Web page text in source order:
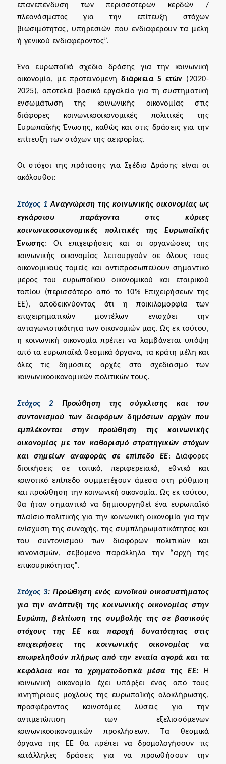
επανεπένδυση των περισσότερων κερδών /
πλεονάσματος για την επίτευξη στόχων
βιωσιμότητας, υπηρεσιών που ενδιαφέρουν τα μέλη
ή γενικού ενδιαφέροντος”.
Ένα ευρωπαϊκό σχέδιο δράσης για την κοινωνική
οικονομία, με προτεινόμενηδιάρκεια 5 ετών (2020-
2025), αποτελεί βασικό εργαλείο για τη συστηματική
ενσωμάτωση της κοινωνικής οικονομίας στις
διάφορες κοινωνικοοικονομικές πολιτικές της
Ευρωπαϊκής Ένωσης, καθώς και στις δράσεις για την
επίτευξη των στόχων της αειφορίας.
Οι στόχοι της πρότασης για Σχέδιο Δράσης είναι οι
ακόλουθοι:
Στόχος 1 Αναγνώριση της κοινωνικής οικονομίας ως
εγκάρσιου παράγοντα στις κύριες
κοινωνικοοικονομικές πολιτικές της Ευρωπαϊκής
Ένωσης: Οι επιχειρήσεις και οι οργανώσεις της
κοινωνικής οικονομίας λειτουργούν σε όλους τους
οικονομικούς τομείς και αντιπροσωπεύουν σημαντικό
μέρος του ευρωπαϊκού οικονομικού και εταιρικού
τοπίου (περισσότερο από το 10% Επιχειρήσεων της
ΕΕ), αποδεικνύοντας ότι η ποικιλομορφία των
επιχειρηματικών μοντέλων ενισχύει την
ανταγωνιστικότητα των οικονομιών μας. Ως εκ τούτου,
η κοινωνική οικονομία πρέπει να λαμβάνεται υπόψη
από τα ευρωπαϊκά θεσμικά όργανα, τα κράτη μέλη και
όλες τις δημόσιες αρχές στο σχεδιασμό των
κοινωνικοοικονομικών πολιτικών τους.
Στόχος 2
Προώθηση της σύγκλισης και του
συντονισμού των διαφόρων δημόσιων αρχών που
εμπλέκονται στην προώθηση της κοινωνικής
οικονομίας με τον καθορισμό στρατηγικών στόχων
και σημείων αναφοράς σε επίπεδο ΕΕ: Διάφορες
διοικήσεις σε τοπικό, περιφερειακό, εθνικό και
κοινοτικό επίπεδο συμμετέχουν άμεσα στη ρύθμιση
και προώθηση την κοινωνική οικονομία. Ως εκ τούτου,
θα ήταν σημαντικό να δημιουργηθεί ένα ευρωπαϊκό
πλαίσιο πολιτικής για την κοινωνική οικονομία για την
ενίσχυση της συνοχής, της συμπληρωματικότητας και
του συντονισμού των διαφόρων πολιτικών και
κανονισμών, σεβόμενο παράλληλα την “αρχή της
επικουρικότητας”.
Στόχος 3: Προώθηση ενός ευνοϊκού οικοσυστήματος
για την ανάπτυξη της κοινωνικής οικονομίας στην
Ευρώπη, βελτίωση της συμβολής της σε βασικούς
στόχους της ΕΕ και παροχή δυνατότητας στις
επιχειρήσεις της κοινωνικής οικονομίας να
επωφεληθούν πλήρως από την ενιαία αγορά και τα
κεφάλαια και τα χρηματοδοτικά μέσα της ΕΕ:
Η
κοινωνική οικονομία έχει υπάρξει ένας από τους
κινητήριους μοχλούς της ευρωπαϊκής ολοκλήρωσης,
προσφέροντας καινοτόμες λύσεις για την
αντιμετώπιση των εξελισσόμενων
κοινωνικοοικονομικών προκλήσεων. Τα θεσμικά
όργανα της ΕΕ θα πρέπει να δρομολογήσουν τις
κατάλληλες δράσεις για να προωθήσουν την